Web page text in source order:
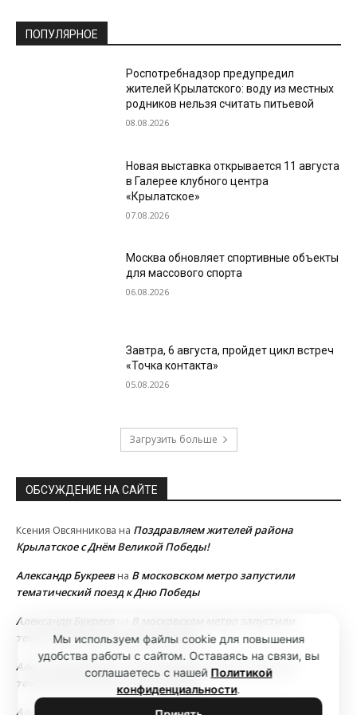
ПОПУЛЯРНОЕ
Роспотребнадзор предупредил
жителей Крылатского: воду из местных
родников нельзя считать питьевой
08.08.2026
Новая выставка открывается 11 августа
в Галерее клубного центра
«Крылатское»
07.08.2026
Москва обновляет спортивные объекты
для массового спорта
06.08.2026
Завтра, 6 августа, пройдет цикл встреч
«Точка контакта»
05.08.2026
Загрузить больше
ОБСУЖДЕНИЕ НА САЙТЕ
Ксения Овсянникова на Поздравляем жителей района
Крылатское с Днём Великой Победы!
Александр Букреевна В московском метро запустили
тематический поезд к Дню Победы
Александр Букреев
В московском метро запустили
тематический поезд к Дню Победы
Александр Букреев
В московском метро запустили
тематический поезд к Дню Победы
Александр Букреев
В московском метро запустили
Мы используем файлы cookie для повышения
удобства работы с сайтом. Оставаясь на связи, вы
соглашаетесь с нашей Политикой
конфиденциальности.